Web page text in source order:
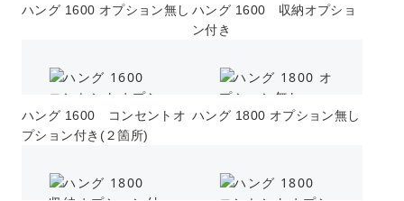
ハング 1600 オプション無し ハング 1600 収納オプショ
ン付き
ハング 1600 コンセントオ
プション付き(２箇所)
ハング 1800 オプション無し